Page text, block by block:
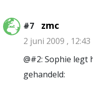
#7 zmc
2 juni 2009 , 12:43
@#2: Sophie legt
gehandeld: